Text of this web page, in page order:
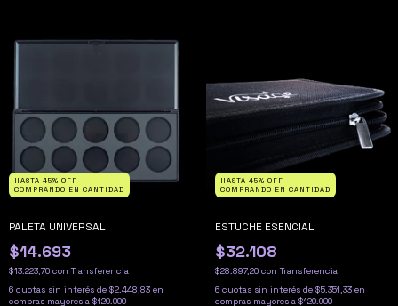
HASTA 45% OFF
COMPRANDO EN CANTIDAD
PALETA UNIVERSAL
$14.693
$13.223,70 con Transferencia
6 cuotas sin interés de $2.448,83
HASTA 45% OFF
COMPRANDO EN CANTIDAD
ESTUCHE ESENCIAL
$32.108
$28.897,20 con Transferencia
6 cuotas sin interés de $5.351,33